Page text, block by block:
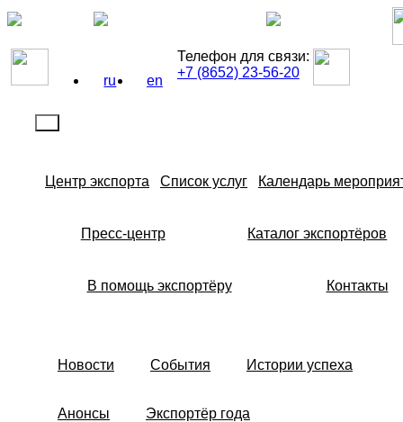
ru en
Телефон для связи:
+7 (8652) 23-56-20
Центр экспорта Список услуг Календарь
Пресс-центр Каталог экспортёров
В помощь экспортёру Контакты
Новости События Истории успеха
Анонсы Экспортёр года